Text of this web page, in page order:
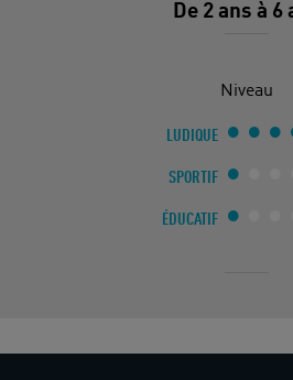
De 2 ans à 6
Niveau
LUDIQUE
SPORTIF
ÉDUCATIF